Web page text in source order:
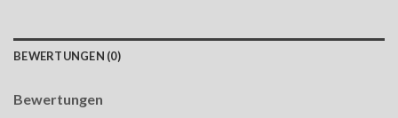
BEWERTUNGEN (0)
Bewertungen